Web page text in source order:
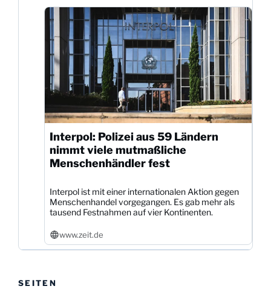
Interpol: Polizei aus 59 Ländern
nimmt viele mutmaßliche
Menschenhändler fest
Interpol ist mit einer internationalen Aktion gegen
Menschenhandel vorgegangen. Es gab mehr als
tausend Festnahmen auf vier Kontinenten.
www.zeit.de
SEITEN